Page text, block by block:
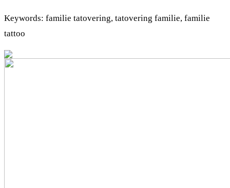
Keywords: familie tatovering, tatovering familie, familie
tattoo